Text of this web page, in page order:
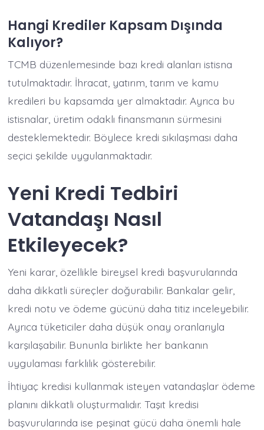
Hangi Krediler Kapsam Dışında
Kalıyor?
TCMB düzenlemesinde bazı kredi alanları istisna
tutulmaktadır. İhracat, yatırım, tarım ve kamu
kredileri bu kapsamda yer almaktadır. Ayrıca bu
istisnalar, üretim odaklı finansmanın sürmesini
desteklemektedir. Böylece kredi sıkılaşması daha
seçici şekilde uygulanmaktadır.
Yeni Kredi Tedbiri
Vatandaşı Nasıl
Etkileyecek?
Yeni karar, özellikle bireysel kredi başvurularında
daha dikkatli süreçler doğurabilir. Bankalar gelir,
kredi notu ve ödeme gücünü daha titiz inceleyebilir.
Ayrıca tüketiciler daha düşük onay oranlarıyla
karşılaşabilir. Bununla birlikte her bankanın
uygulaması farklılık gösterebilir.
İhtiyaç kredisi kullanmak isteyen vatandaşlar ödeme
planını dikkatli oluşturmalıdır. Taşıt kredisi
başvurularında ise peşinat gücü daha önemli hale